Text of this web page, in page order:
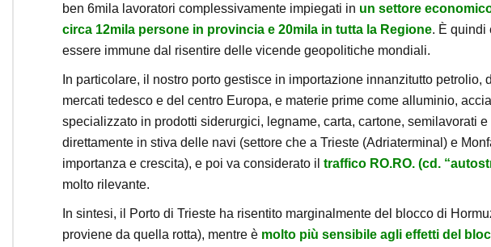
ben 6mila lavoratori complessivamente impiegati in un settore
circa 12mila persone in provincia e 20mila in tutta la Regione. È quindi
essere immune dal risentire delle vicende geopolitiche mondiali.
In particolare, il nostro porto gestisce in importazione innanzitutto petrolio,
mercati tedesco e del centro Europa, e materie prime come alluminio,
specializzato in prodotti siderurgici, legname, carta, cartone, semilavorati
direttamente in stiva delle navi (settore che a Trieste (Adriaterminal) e
importanza e crescita), e poi va considerato il traffico RO.RO. (cd.
molto rilevante.
In sintesi, il Porto di Trieste ha risentito marginalmente del blocco di
proviene da quella rotta), mentre è molto più sensibile agli effetti del